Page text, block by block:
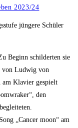
2023/24
jüngere Schüler
Beginn schilderten sie
von Ludwig von
am Klavier gespielt
den
„Cancer moon“ am